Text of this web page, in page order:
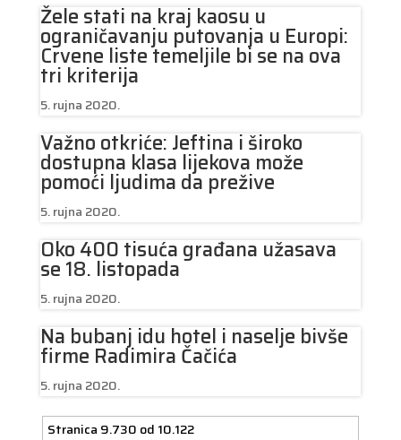
Žele stati na kraj kaosu u
ograničavanju putovanja u Europi:
Crvene liste temeljile bi se na ova
tri kriterija
5. rujna 2020.
Važno otkriće: Jeftina i široko
dostupna klasa lijekova može
pomoći ljudima da prežive
5. rujna 2020.
Oko 400 tisuća građana užasava
se 18. listopada
5. rujna 2020.
Na bubanj idu hotel i naselje bivše
firme Radimira Čačića
5. rujna 2020.
Stranica 9.730 od 10.122